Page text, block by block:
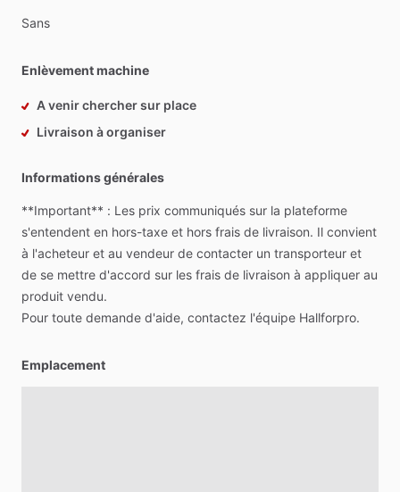
Sans
Enlèvement machine
A venir chercher sur place
Livraison à organiser
Informations générales
**Important** : Les prix communiqués sur la plateforme
s'entendent en hors-taxe et hors frais de livraison. Il convient
à l'acheteur et au vendeur de contacter un transporteur et
de se mettre d'accord sur les frais de livraison à appliquer au
produit vendu.
Pour toute demande d'aide, contactez l'équipe Hallforpro.
Emplacement